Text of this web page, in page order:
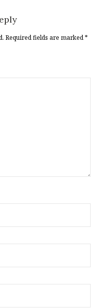
Required fields are marked*